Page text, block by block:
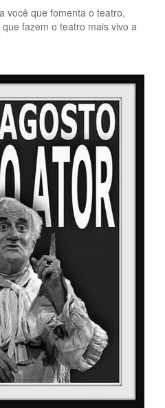
você que fomenta o teatro,
fazem o teatro mais vivo a